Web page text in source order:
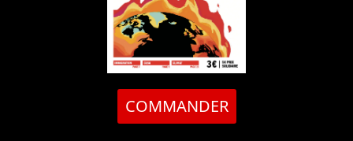
COMMANDER